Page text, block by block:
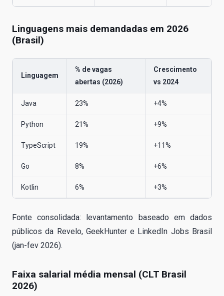
Linguagens mais demandadas em 2026
(Brasil)
Linguagem
% de vagas
abertas (2026)
Crescimento
vs 2024
Java 23% +4%
Python 21% +9%
TypeScript 19% +11%
Go 8% +6%
Kotlin 6% +3%
Fonte consolidada: levantamento baseado em dados
públicos da Revelo, GeekHunter e LinkedIn Jobs Brasil
(jan-fev 2026).
Faixa salarial média mensal (CLT Brasil
2026)